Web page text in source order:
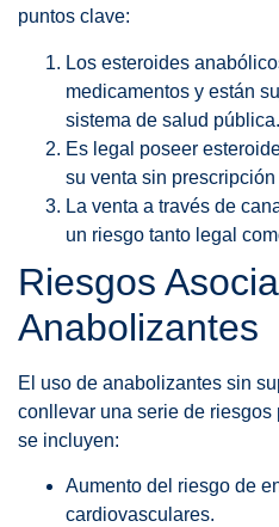
puntos clave:
Los esteroides
medicamentos y están
sistema de salud pública.
Es legal poseer
su venta sin
La venta a través de
un riesgo tanto legal
Riesgos
Anabolizantes
El uso de anabolizantes sin
conllevar una serie de
se incluyen:
Aumento del riesgo de
cardiovasculares.